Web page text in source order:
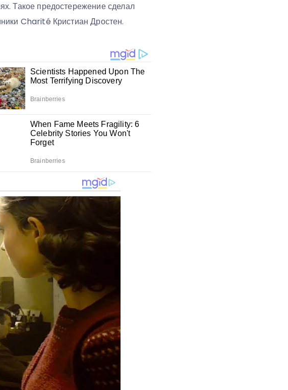
Такое предостережение сделал
Charité Кристиан Дростен.